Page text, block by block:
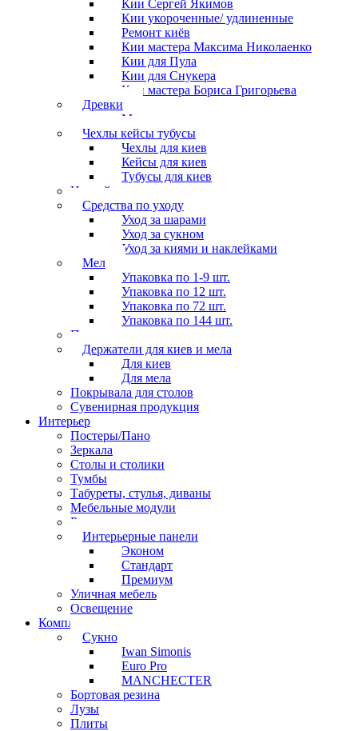
Кии Сергей Якимов
Кии укороченные/ удлиненные
Ремонт киёв
Кии мастера Максима Николаенко
Кии для Пула
Кии для Снукера
Кии мастера Бориса Григорьева
Древки
Мосты для киев
Чехлы кейсы тубусы
Чехлы для киев
Кейсы для киев
Тубусы для киев
Наклейки
Средства по уходу
Уход за шарами
Уход за сукном
Уход за киями и наклейками
Мел
Упаковка по 1-9 шт.
Упаковка по 12 шт.
Упаковка по 72 шт.
Упаковка по 144 шт.
Перчатки
Держатели для киев и мела
Для киев
Для мела
Покрывала для столов
Сувенирная продукция
Интерьер
Постеры/Пано
Зеркала
Столы и столики
Тумбы
Табуреты, стулья, диваны
Мебельные модули
Рамы под картины
Интерьерные панели
Эконом
Стандарт
Премиум
Уличная мебель
Освещение
Комплектующие
Сукно
Iwan Simonis
Euro Pro
MANCHECTER
Бортовая резина
Лузы
Плиты